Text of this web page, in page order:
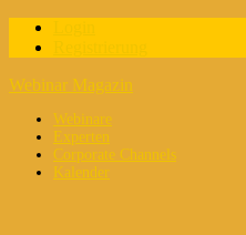
Webinar Magazin
Webinare
Experten
Corporate Channels
Kalender